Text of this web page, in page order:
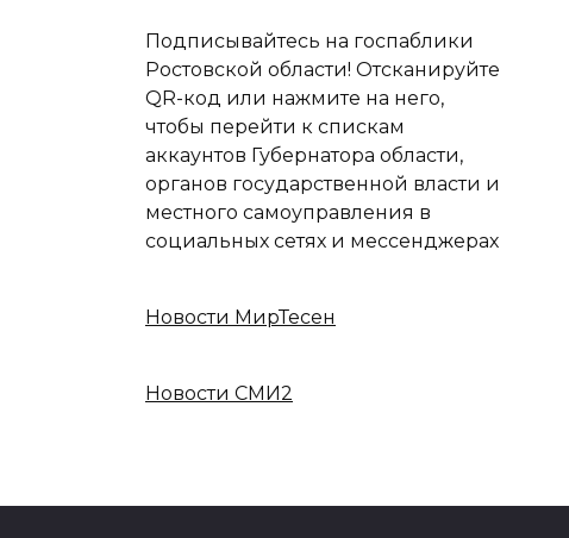
Подписывайтесь на госпаблики
Ростовской области! Отсканируйте
QR-код или нажмите на него,
чтобы перейти к спискам
аккаунтов Губернатора области,
органов государственной власти и
местного самоуправления в
социальных сетях и мессенджерах
Новости МирТесен
Новости СМИ2